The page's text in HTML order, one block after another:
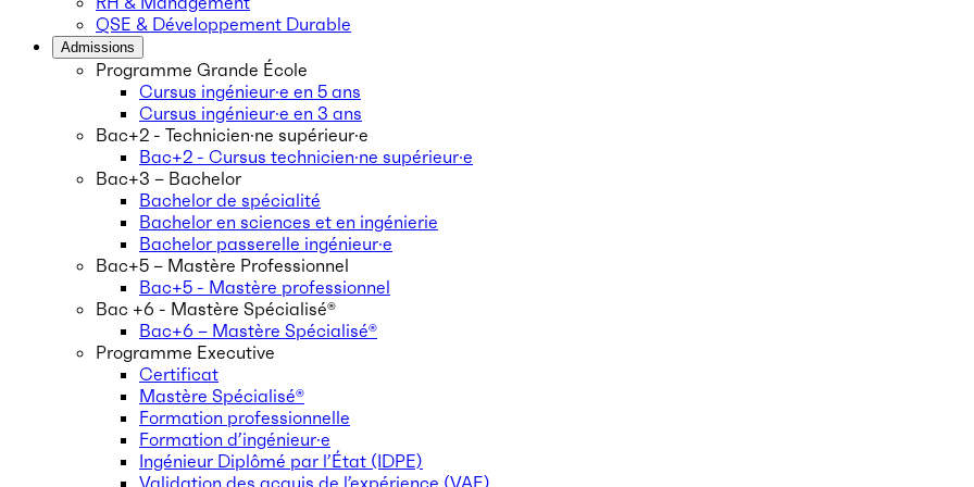
QSE & Développement Durable
Admissions
Programme Grande École
Cursus ingénieur·e en 5 ans
Cursus ingénieur·e en 3 ans
Bac+2 - Technicien·ne supérieur·e
Bac+2 - Cursus technicien·ne supérieur·e
Bac+3 – Bachelor
Bachelor de spécialité
Bachelor en sciences et en ingénierie
Bachelor passerelle ingénieur·e
Bac+5 – Mastère Professionnel
Bac+5 - Mastère professionnel
Bac +6 - Mastère Spécialisé®
Bac+6 – Mastère Spécialisé®
Programme Executive
Certificat
Mastère Spécialisé®
Formation professionnelle
Formation d’ingénieur·e
Ingénieur Diplômé par l’État (IDPE)
Validation des acquis de l’expérience (VAE)